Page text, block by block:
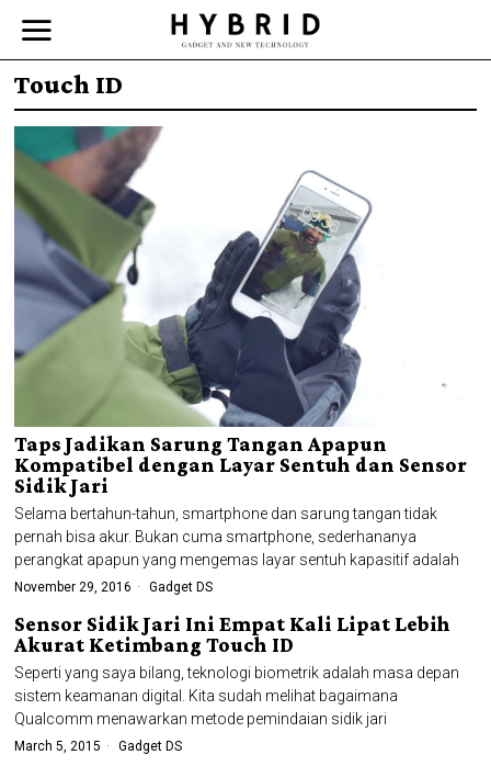
Touch ID
Taps Jadikan Sarung Tangan Apapun
Kompatibel dengan Layar Sentuh dan Sensor
Sidik Jari
Selama bertahun-tahun, smartphone dan sarung tangan tidak
pernah bisa akur. Bukan cuma smartphone, sederhananya
perangkat apapun yang mengemas layar sentuh kapasitif adalah
November 29, 2016 Gadget DS
Sensor Sidik Jari Ini Empat Kali Lipat Lebih
Akurat Ketimbang Touch ID
Seperti yang saya bilang, teknologi biometrik adalah masa depan
sistem keamanan digital. Kita sudah melihat bagaimana
Qualcomm menawarkan metode pemindaian sidik jari
March 5, 2015 Gadget DS